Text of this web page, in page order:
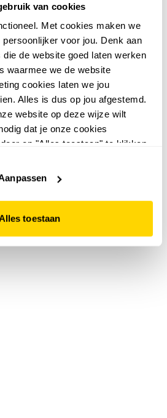
van cookies
Met cookies maken we
voor jou. Denk aan
de website goed laten werken
waarmee we de website
cookies laten we jou
Alles is dus op jou afgestemd.
website op deze wijze wilt
dat je onze cookies
op "Alles toestaan" te klikken.
Alles toestaan